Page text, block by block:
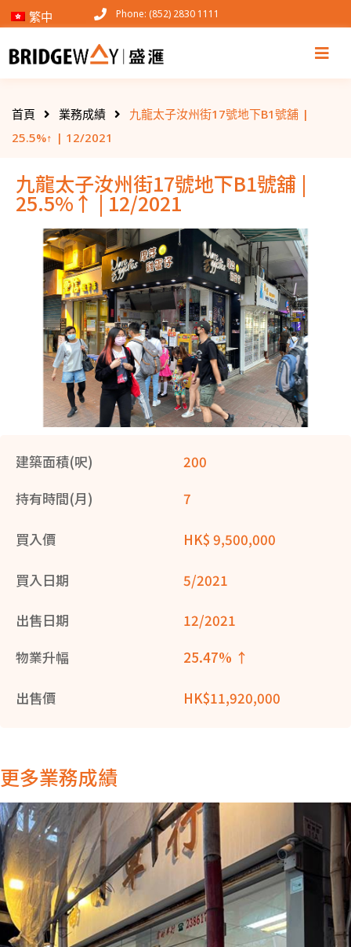
Phone: (852) 2830 1111
首頁 業務成績
九龍太子汝州街17號地下B1號舖 |
25.5%↑ | 12/2021
九龍太子汝州街17號地下B1號舖 |
25.5%↑ | 12/2021
建築面積(呎)
200
持有時間(月)
7
買入價 HK$ 9,500,000
買入日期 5/2021
出售日期
12/2021
物業升幅
25.47% ↑
出售價 HK$11,920,000
更多業務成績
繁中